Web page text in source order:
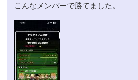
こんなメンバーで勝てました。